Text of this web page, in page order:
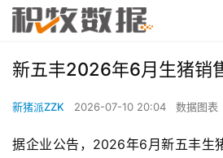
新五丰2026年6月生猪销
新猪派ZZK 2026-07-10 20:04 数据图表
据企业公告，2026年6月新五丰生